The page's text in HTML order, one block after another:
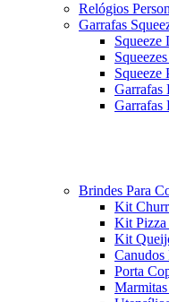
Relógios
Garrafas
Squeeze
Squeeze
Garrafas
Garrafas
Brindes Para
Kit
Kit Pizza
Kit
Canudos
Porta
Marmitas